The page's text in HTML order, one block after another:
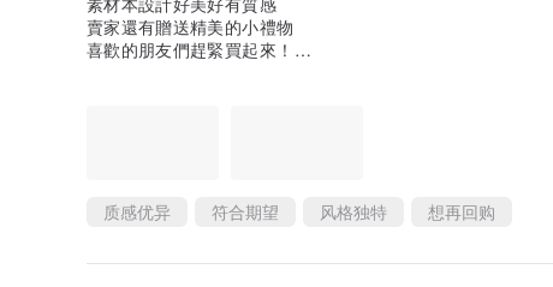
賣家還有贈送精美的小禮物
喜歡的朋友們趕緊買起來！
质感优异 符合期望 风格独特 想再回购